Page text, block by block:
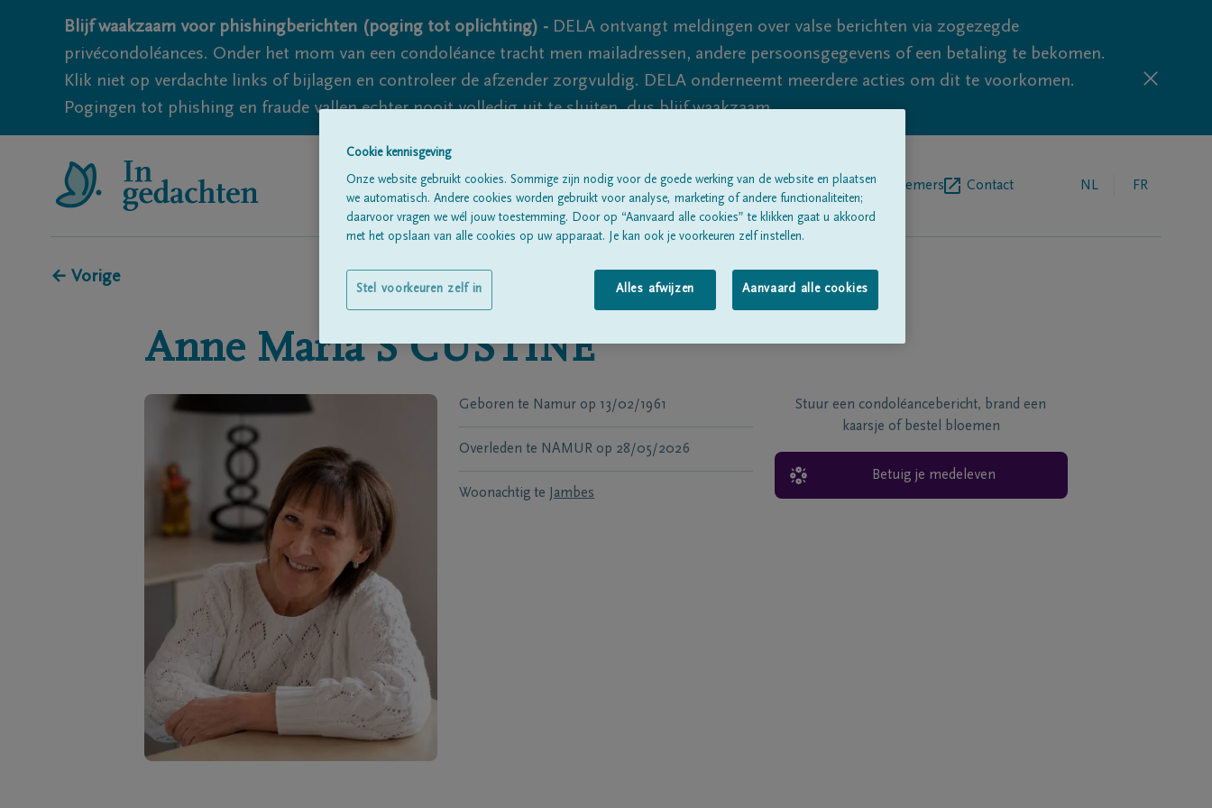
Blijf waakzaam voor phishingberichten (poging tot oplichting) - DELA ontvangt meldingen over valse berichten via zogezegde
privécondoléances. Onder het mom van een condoléance tracht men mailadressen, andere persoonsgegevens of een betaling te bekomen.
Klik niet op verdachte links of bijlagen en controleer de afzender zorgvuldig. DELA onderneemt meerdere acties om dit te voorkomen.
Pogingen tot phishing en fraude vallen echter nooit volledig uit te sluiten, dus blijf waakzaam.
Alle rouwberichtenOver onsBegrafenisondernemers Contact NL FR
← Vorige
Anne Maria S CUSTINE
Geboren te Namur op 13/02/1961
Overleden te NAMUR op 28/05/2026
Woonachtig te Jambes
Stuur een condoléancebericht, brand een
kaarsje of bestel bloemen
Betuig je medeleven
Cookie kennisgeving
Onze website gebruikt cookies. Sommige zijn nodig voor de goede werking van de website en plaatsen
we automatisch. Andere cookies worden gebruikt voor analyse, marketing of andere functionaliteiten;
daarvoor vragen we wél jouw toestemming. Door op “Aanvaard alle cookies” te klikken gaat u akkoord
met het opslaan van alle cookies op uw apparaat. Je kan ook je voorkeuren zelf instellen.
Alles afwijzen Aanvaard alle cookies
Stel voorkeuren zelf in